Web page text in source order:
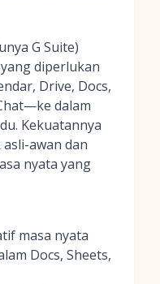
G Suite)
diperlukan
Drive, Docs,
dalam
Kekuatannya
awan dan
nyata yang
masa nyata
Docs, Sheets,